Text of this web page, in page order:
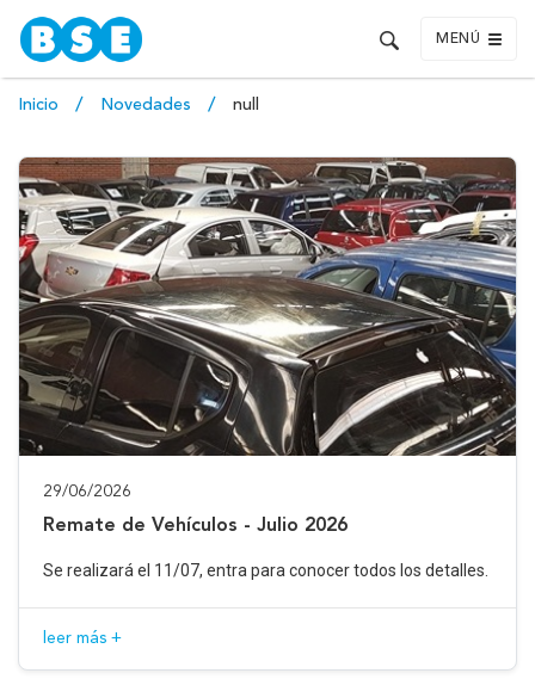
MENÚ
Inicio Novedades null
29/06/2026
Remate de Vehículos - Julio 2026
Se realizará el 11/07, entra para conocer todos los detalles.
leer más +